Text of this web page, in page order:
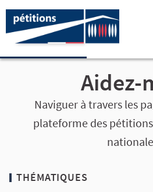
Aidez-
Naviguer à travers les
plateforme des
nationale
THÉMATIQUES